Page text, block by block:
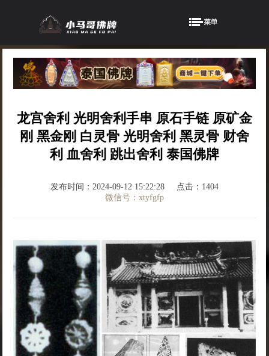
龙宫舍利 光明舍利手串 原石手链 原矿金
刚 黑金刚 白灵骨 光明舍利 黑灵骨 财舍
利 血舍利 跳出舍利 泰国佛牌
发布时间：2024-09-12 15:22:28
点击：1404
微信号：xtyfgfp